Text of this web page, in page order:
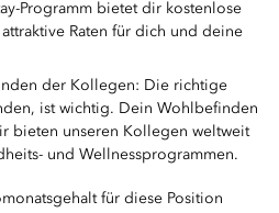
Programm bietet dir kostenlose
Raten für dich und deine
der Kollegen: Die richtige
ist wichtig. Dein Wohlbefinden
bieten unseren Kollegen weltweit
und Wellnessprogrammen.
für diese Position